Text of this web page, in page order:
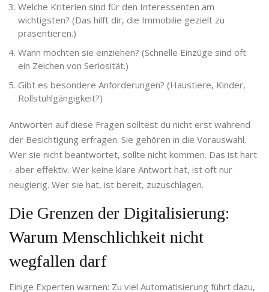
Welche Kriterien sind für den Interessenten am
wichtigsten? (Das hilft dir, die Immobilie gezielt zu
präsentieren.)
Wann möchten sie einziehen? (Schnelle Einzüge sind oft
ein Zeichen von Seriosität.)
Gibt es besondere Anforderungen? (Haustiere, Kinder,
Rollstuhlgängigkeit?)
Antworten auf diese Fragen solltest du nicht erst während
der Besichtigung erfragen. Sie gehören in die Vorauswahl.
Wer sie nicht beantwortet, sollte nicht kommen. Das ist hart
- aber effektiv. Wer keine klare Antwort hat, ist oft nur
neugierig. Wer sie hat, ist bereit, zuzuschlagen.
Die Grenzen der Digitalisierung:
Warum Menschlichkeit nicht
wegfallen darf
Einige Experten warnen: Zu viel Automatisierung führt dazu,